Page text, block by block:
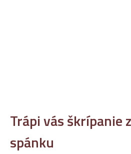
Trápi vás škrípanie
spánku